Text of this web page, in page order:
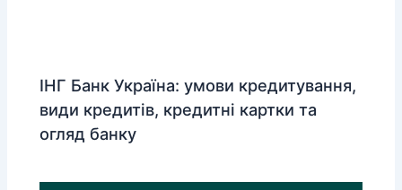
ІНГ Банк Україна: умови кредитування,
види кредитів, кредитні картки та
огляд банку